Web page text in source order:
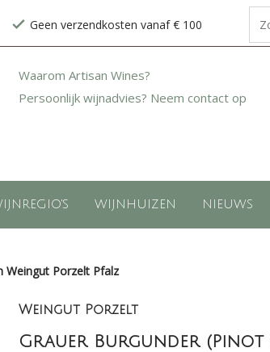
Geen verzendkosten vanaf € 100
Waarom Artisan Wines?
Persoonlijk wijnadvies? Neem contact op
WIJNHUIZEN NIEUWS
Weingut Porzelt Pfalz
Weingut Porzelt
Grauer Burgunder (Pinot